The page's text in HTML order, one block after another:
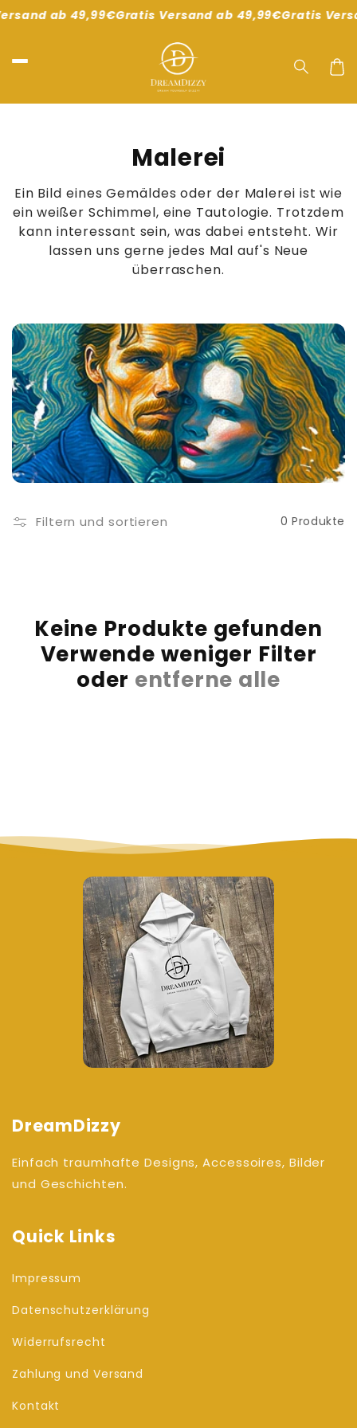
zumab 49,99€Gratis Versand ab 49,99€Gratis
K
a
t
e
g
r
i
e
:
Malerei
Ein Bild eines Gemäldes oder der Malerei ist wie
ein weißer Schimmel, eine Tautologie. Trotzdem
kann interessant sein, was dabei entsteht. Wir
lassen uns gerne jedes Mal auf's Neue
überraschen.
Filtern und sortieren 0 Produkte
Keine Produkte gefunden
Verwende weniger Filter
oder entferne alle
DreamDizzy
Einfach traumhafte Designs, Accessoires, Bilder
und Geschichten.
Quick Links
Impressum
Datenschutzerklärung
Widerrufsrecht
Zahlung und Versand
Kontakt